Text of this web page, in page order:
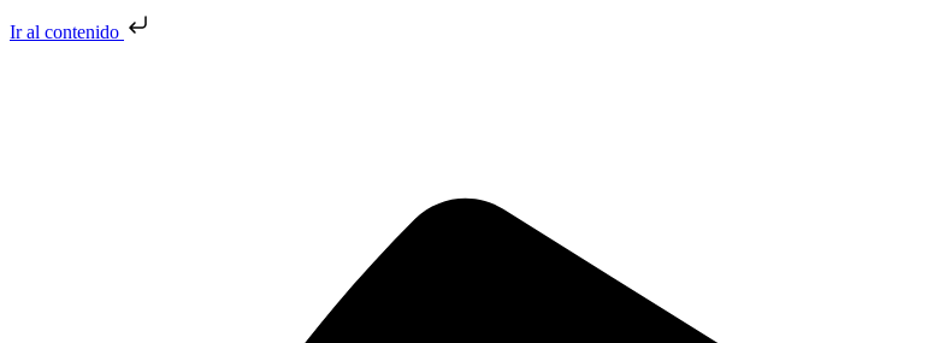
Ir al contenido